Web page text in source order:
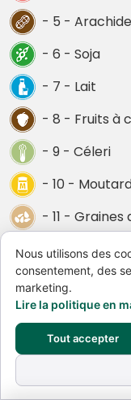
- 5 -
- 6 - Soja
- 7 - Lait
- 8 - Fruits à
- 9 - Céleri
- 10 -
- 11 - Graines
- 12 -
- 13 - Lupin
- 14 -
Total de la
Nous utilisons des
consentement, des
marketing.
Lire la politique en
Tout accepter